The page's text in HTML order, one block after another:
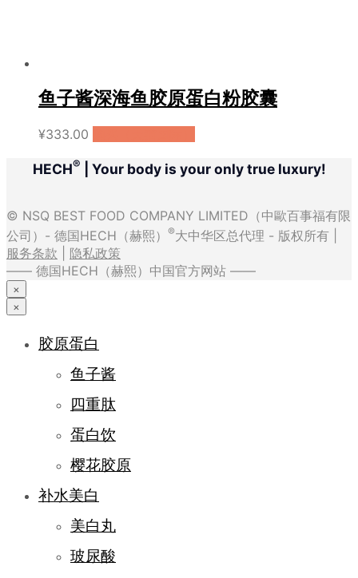
鱼子酱深海鱼胶原蛋白粉胶囊
¥333.00
HECH® | Your body is your only true luxury!
© NSQ BEST FOOD COMPANY LIMITED（中歐百事福有限
公司）- 德国HECH（赫熙）
®大中华区总代理 - 版权所有 |
服务条款
隐私政策
—— 德国HECH（赫熙）中国官方网站 ——
×
×
胶原蛋白
鱼子酱
四重肽
蛋白饮
樱花胶原
补水美白
美白丸
玻尿酸